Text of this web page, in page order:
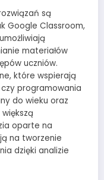
są
Google Classroom,
materiałów
uczniów.
które wspierają
programowania
do wieku oraz
oparte na
na tworzenie
dzięki analizie